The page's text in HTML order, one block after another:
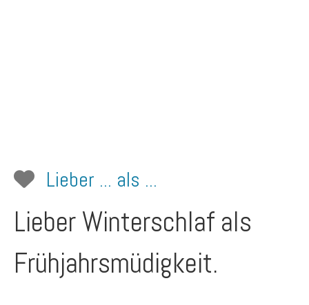
Lieber ... als ...
Lieber Winterschlaf als
Frühjahrsmüdigkeit.